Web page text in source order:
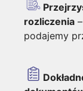
rozliczenia
podajemy